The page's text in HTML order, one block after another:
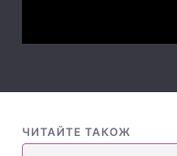
Контакти
ЧИТАЙТЕ ТАКОЖ